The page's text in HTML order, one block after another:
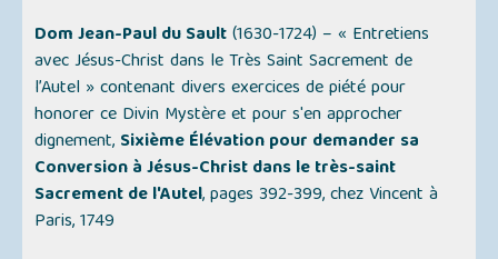
Dom Jean-Paul du Sault(1630-1724) –« Entretiens
avec Jésus-Christ dans le Très Saint Sacrement de
l’Autel »contenant divers exercices de piété pour
honorer ce Divin Mystère et pour s'en approcher
dignement, Sixième Élévation pour demander sa
Conversion à Jésus-Christ dans le très-saint
Sacrement de l'Autel, pages 392-399, chez Vincent à
Paris, 1749